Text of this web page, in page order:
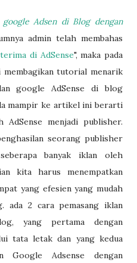
Adsen di Blog dengan
admin telah membahas
di AdSense", maka pada
tutorial menarik
google AdSense di blog
mampir ke artikel ini berarti
menjadi publisher.
seorang publisher
banyak iklan oleh
kita harus menempatkan
yang efesien yang mudah
ada 2 cara pemasang iklan
yang pertama dengan
tata letak dan yang kedua
Google Adsense dengan